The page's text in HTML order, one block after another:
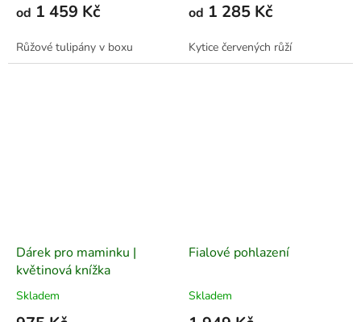
od 1 459 Kč
Růžové tulipány v boxu
od 1 285 Kč
Kytice červených růží
Dárek pro maminku |
květinová knížka
Skladem
Fialové pohlazení
Skladem